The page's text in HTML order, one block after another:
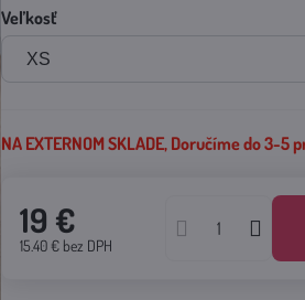
Veľkosť
NA EXTERNOM SKLADE, Doručíme do 3-5
19 €
15.40 € bez DPH